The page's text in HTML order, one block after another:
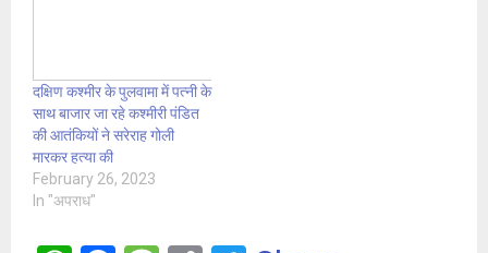
दक्षिण कश्मीर के पुलवामा में पत्नी के
साथ बाजार जा रहे कश्मीरी पंडित
की आतंकियों ने सरेराह गोली
मारकर हत्या की
February 26, 2023
In "अपराध"